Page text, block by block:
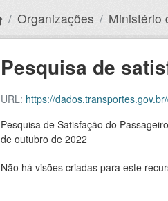
Organizações Ministério
Pesquisa de
URL: https://dados.transportes.gov.br/
Pesquisa de Satisfação do
de outubro de 2022
Não há visões criadas para este